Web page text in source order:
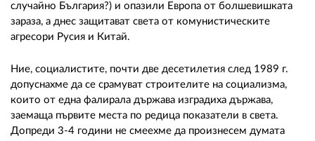
случайно България?) и опазили Европа от болшевишката
зараза, а днес защитават света от комунистическите
агресори Русия и Китай.
Ние, социалистите, почти две десетилетия след 1989 г.
допуснахме да се срамуват строителите на социализма,
които от една фалирала държава изградиха държава,
заемаща първите места по редица показатели в света.
Допреди 3-4 години не смеехме да произнесем думата